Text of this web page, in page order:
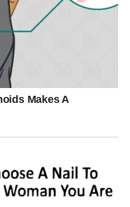
ono što je bilo
postaju jasnije,
osećaj da nije sam.
Rak zaslužuje sigurnost,
osetiti olakšanje kroz
jednu osobu koja mu
što mu je falilo
dolazi više